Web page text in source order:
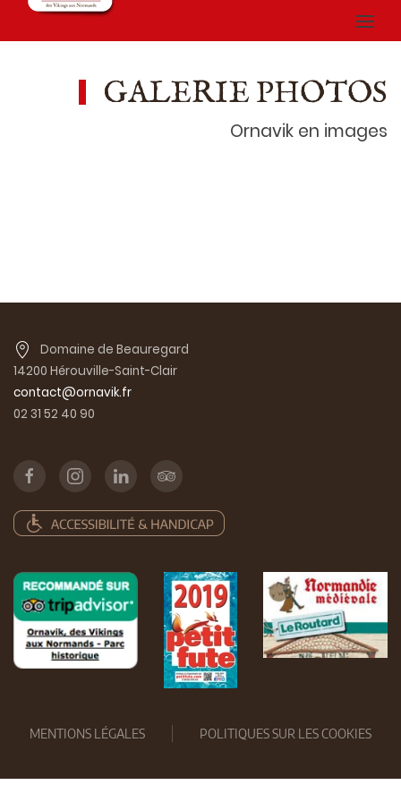
GALERIE PHOTOS
Ornavik en images
Domaine de Beauregard
14200 Hérouville-Saint-Clair
contact@ornavik.fr
02 31 52 40 90
MENTIONS LÉGALES POLITIQUES SUR LES COOKIES